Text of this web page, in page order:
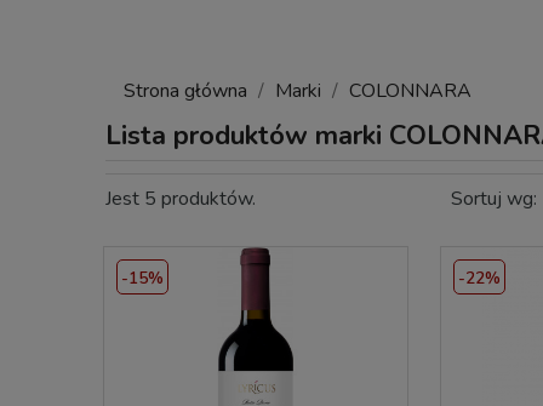
Strona główna Marki COLONNARA
Lista produktów marki
Jest 5 produktów. Sortuj wg:
-15% -22%